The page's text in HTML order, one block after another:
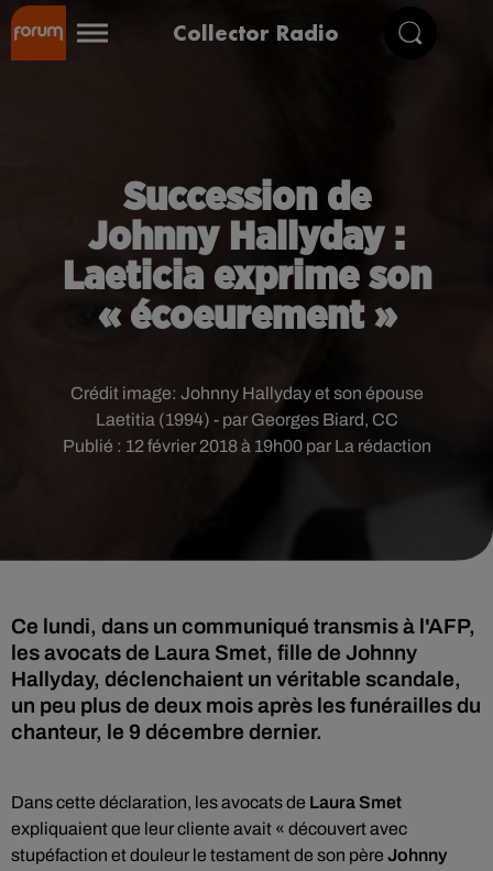
Collector Radio
Succession de
Johnny Hallyday :
Laeticia exprime son
« écoeurement »
Publié : 12 février 2018 à 19h00 par La rédaction
Crédit image: Johnny Hallyday et son épouse
Laetitia (1994) - par Georges Biard, CC
Ce lundi, dans un communiqué transmis à l'AFP,
les avocats de Laura Smet, fille de Johnny
Hallyday, déclenchaient un véritable scandale,
un peu plus de deux mois après les funérailles du
chanteur, le 9 décembre dernier.
Dans cette déclaration, les avocats de Laura Smet
expliquaient que leur cliente avait « découvert avec
stupéfaction et douleur le testament de son père Johnny